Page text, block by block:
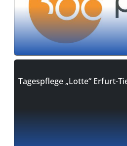
Tagespflege „Lotte“ Erfurt-